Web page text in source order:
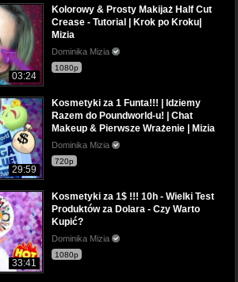
03:24
Kolorowy & Prosty Makijaż Half Cut
Crease - Tutorial | Krok po Kroku|
Mizia
Dominika Mizia
1080p
29:59
Kosmetyki za 1 Funta!!! | Idziemy
Razem do Poundworld-u! | Chat
Makeup & Pierwsze Wrażenie | Mizia
Dominika Mizia
720p
33:41
Kosmetyki za 1$ !!! 10h - Wielki Test
Produktów za Dolara - Czy Warto
Kupić?
Dominika Mizia
1080p